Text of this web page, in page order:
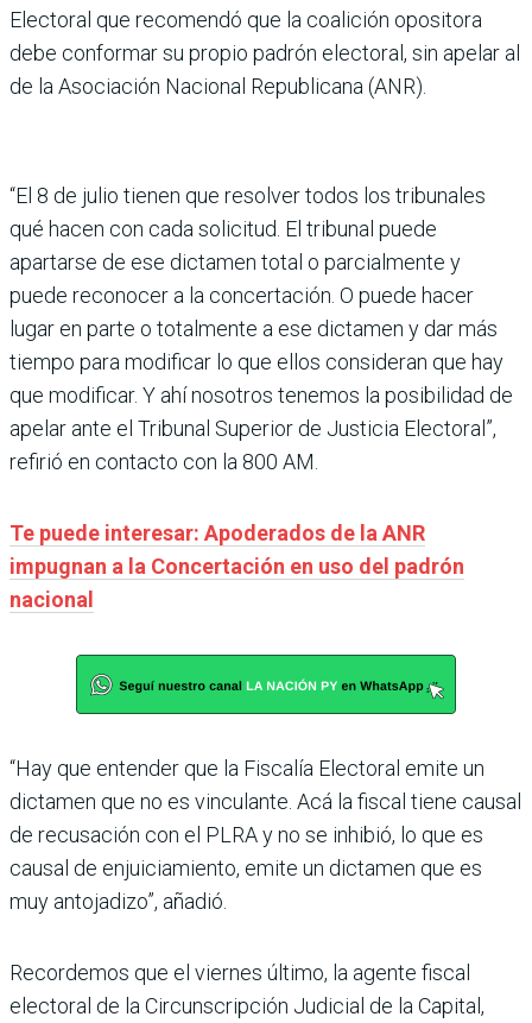
Electoral que recomendó que la coalición opositora
debe conformar su propio padrón electoral, sin apelar al
de la Asociación Nacional Republicana (ANR).
“El 8 de julio tienen que resolver todos los tribunales
qué hacen con cada solicitud. El tribunal puede
apartarse de ese dictamen total o parcialmente y
puede reconocer a la concertación. O puede hacer
lugar en parte o totalmente a ese dictamen y dar más
tiempo para modificar lo que ellos consideran que hay
que modificar. Y ahí nosotros tenemos la posibilidad de
apelar ante el Tribunal Superior de Justicia Electoral”,
refirió en contacto con la 800 AM.
Te puede interesar: Apoderados de la ANR
impugnan a la Concertación en uso del padrón
nacional
“Hay que entender que la Fiscalía Electoral emite un
dictamen que no es vinculante. Acá la fiscal tiene causal
de recusación con el PLRA y no se inhibió, lo que es
causal de enjuiciamiento, emite un dictamen que es
muy antojadizo”, añadió.
Recordemos que el viernes último, la agente fiscal
electoral de la Circunscripción Judicial de la Capital,